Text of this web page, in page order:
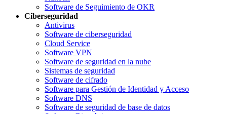
Software de Seguimiento de OKR
Ciberseguridad
Antivirus
Software de ciberseguridad
Cloud Service
Software VPN
Software de seguridad en la nube
Sistemas de seguridad
Software de cifrado
Software para Gestión de Identidad y Acceso
Software DNS
Software de seguridad de base de datos